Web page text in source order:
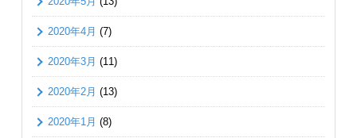
2020年4月 (7)
2020年3月 (11)
2020年2月 (13)
2020年1月 (8)